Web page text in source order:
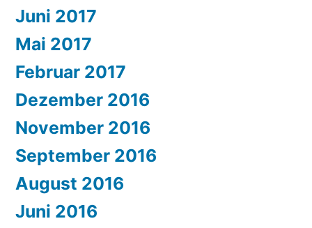
Juni 2017
Mai 2017
Februar 2017
Dezember 2016
November 2016
September 2016
August 2016
Juni 2016